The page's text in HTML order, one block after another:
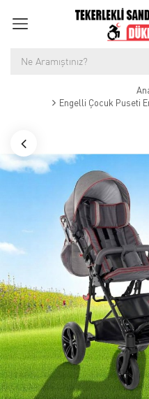
Engelli Çocuk Puseti